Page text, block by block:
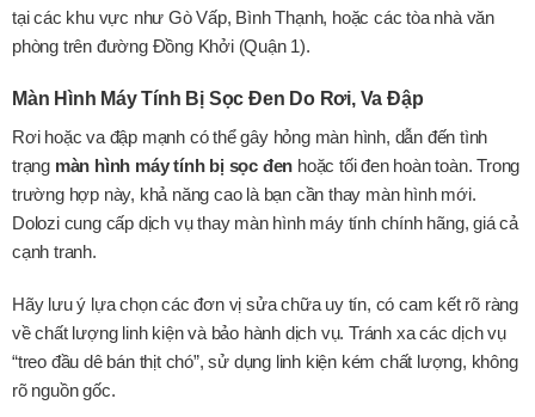
tại các khu vực như Gò Vấp, Bình Thạnh, hoặc các tòa nhà văn
phòng trên đường Đồng Khởi (Quận 1).
Màn Hình Máy Tính Bị Sọc Đen Do Rơi, Va Đập
Rơi hoặc va đập mạnh có thể gây hỏng màn hình, dẫn đến tình
trạng màn hình máy tính bị sọc đen hoặc tối đen hoàn toàn. Trong
trường hợp này, khả năng cao là bạn cần thay màn hình mới.
Dolozi cung cấp dịch vụ thay màn hình máy tính chính hãng, giá cả
cạnh tranh.
Hãy lưu ý lựa chọn các đơn vị sửa chữa uy tín, có cam kết rõ ràng
về chất lượng linh kiện và bảo hành dịch vụ. Tránh xa các dịch vụ
“treo đầu dê bán thịt chó”, sử dụng linh kiện kém chất lượng, không
rõ nguồn gốc.